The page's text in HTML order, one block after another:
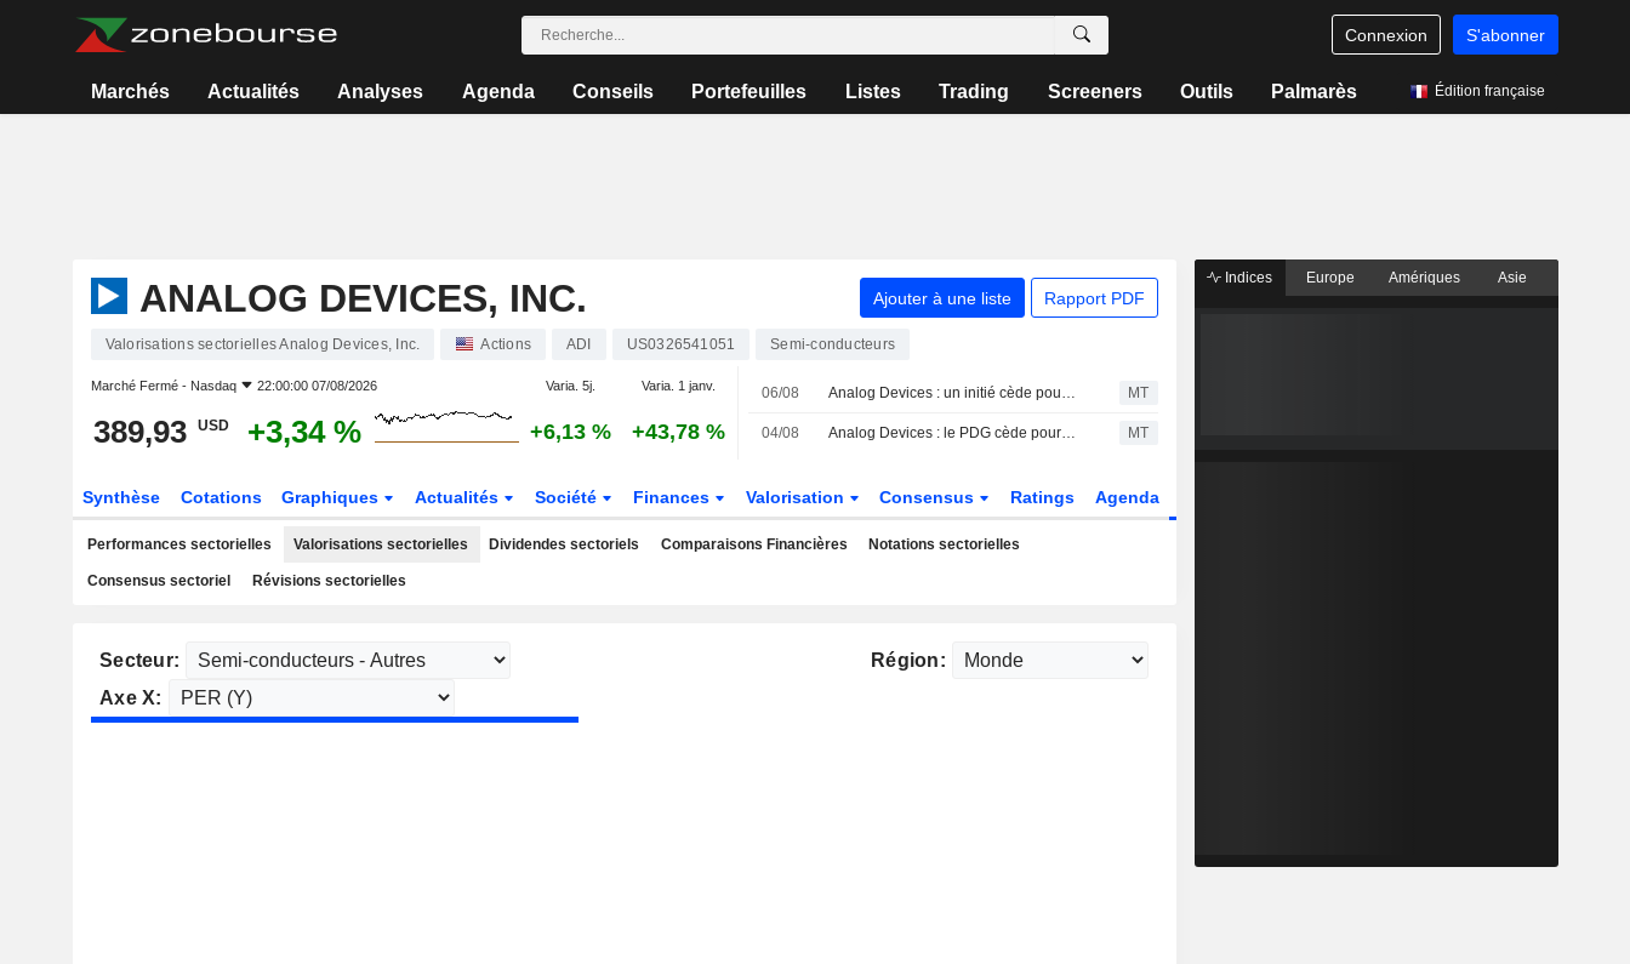
Connexion S'abonner
Marchés Actualités Analyses Agenda Conseils Portefeuilles Listes Trading Screeners Outils Palmarès Édition française
ANALOG DEVICES, INC. Ajouter à une liste Rapport PDF
Valorisations sectorielles Analog Devices, Inc. Actions ADI US0326541051 Semi-conducteurs
Marché Fermé - Nasdaq 22:00:00 07/08/2026 Varia. 5j. Varia. 1 janv.
389,93 USD +3,34 % +6,13 % +43,78 %
06/08 Analog Devices : un initié cède pour 1 070 397 dollars d'actions, selon un document de la SEC MT
04/08 Analog Devices : le PDG cède pour 3 630 000 dollars d'actions, selon un document de la SEC MT
Synthèse Cotations Graphiques Actualités Société Finances Valorisation Consensus Ratings Agenda
Performances sectorielles Valorisations sectorielles Dividendes sectoriels Comparaisons Financières Notations sectorielles
Consensus sectoriel Révisions sectorielles
Secteur:
Région:
Axe X:
Indices Europe Amériques Asie